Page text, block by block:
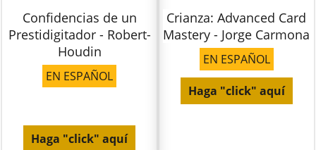
Confidencias de un
Prestidigitador - Robert-
Houdin
EN ESPAÑOL
Haga "click" aquí
Crianza: Advanced Card
Mastery - Jorge Carmona
EN ESPAÑOL
Haga "click" aquí